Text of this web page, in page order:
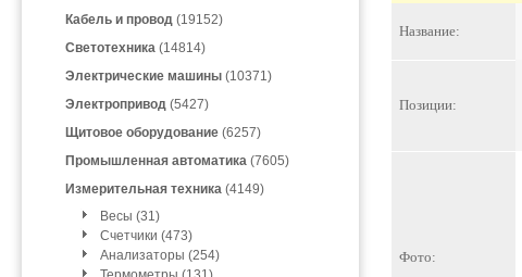
Кабель и провод (19152)
Светотехника (14814)
Электрические машины (10371)
Электропривод (5427)
Щитовое оборудование (6257)
Промышленная автоматика (7605)
Измерительная техника (4149)
Весы (31)
Счетчики (473)
Анализаторы (254)
Название:
Позиции:
Фото: